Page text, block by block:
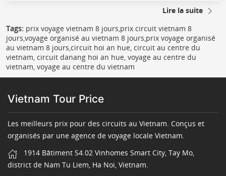
Lire la suite
Tags: prix voyage vietnam 8 jours,prix circuit vietnam 8
jours,voyage organisé au vietnam 8 jours,prix voyage organisé
au vietnam 8 jours,circuit hoi an hue, circuit au centre du
vietnam, circuit danang hoi an hue, voyage au centre du
vietnam, voyage au centre du vietnam
Vietnam Tour Price
Les meilleurs prix pour des circuits au Vietnam. Conçus et
organisés par une agence de voyage locale Vietnam.
1914 Bâtiment S4.02 Vinhomes Smart City, Tay Mo,
district de Nam Tu Liem, Ha Noi, Vietnam.